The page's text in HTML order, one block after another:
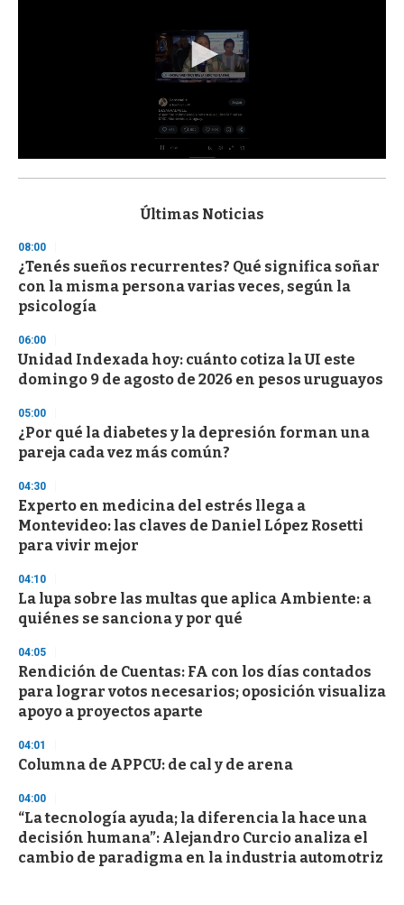
s
d
s
o
f
3
s
e
c
o
d
Últimas Noticias
08:00
¿Tenés sueños recurrentes? Qué significa soñar
con la misma persona varias veces, según la
psicología
06:00
Unidad Indexada hoy: cuánto cotiza la UI este
domingo 9 de agosto de 2026 en pesos uruguayos
05:00
¿Por qué la diabetes y la depresión forman una
pareja cada vez más común?
04:30
Experto en medicina del estrés llega a
Montevideo: las claves de Daniel López Rosetti
para vivir mejor
04:10
La lupa sobre las multas que aplica Ambiente: a
quiénes se sanciona y por qué
04:05
Rendición de Cuentas: FA con los días contados
para lograr votos necesarios; oposición visualiza
apoyo a proyectos aparte
04:01
Columna de APPCU: de cal y de arena
04:00
“La tecnología ayuda; la diferencia la hace una
decisión humana”: Alejandro Curcio analiza el
cambio de paradigma en la industria automotriz